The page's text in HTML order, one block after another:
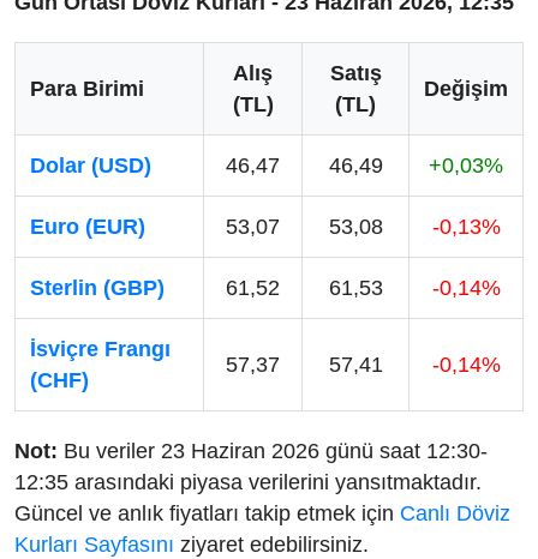
Para Birimi
Alış
(TL)
Satış
(TL)
Değişim
Dolar (USD) 46,47 46,49 +0,03%
Euro (EUR) 53,07 53,08 -0,13%
Sterlin (GBP) 61,52 61,53 -0,14%
İsviçre Frangı
(CHF)
57,37 57,41 -0,14%
Not: Bu veriler 23 Haziran 2026 günü saat 12:30-
12:35 arasındaki piyasa verilerini yansıtmaktadır.
Güncel ve anlık fiyatları takip etmek için Canlı Döviz
Kurları Sayfasını ziyaret edebilirsiniz.